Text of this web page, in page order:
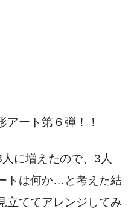
アート第６弾！！
に増えたので、3人
トは何か…と考えた結
ててアレンジしてみ